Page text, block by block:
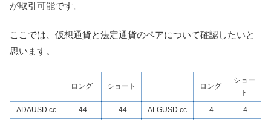
が取引可能です。
ここでは、仮想通貨と法定通貨のペアについて確認したいと
思います。
ロング ショート ロング
ショー
ト
ADAUSD.cc
-44 -44 ALGUSD.cc -4
-4